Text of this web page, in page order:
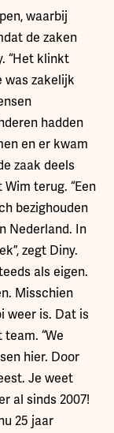
waarbij
de zaken
“Het klinkt
was zakelijk
hadden
en er kwam
zaak deels
terug. “Een
bezighouden
Nederland. In
zegt Diny.
als eigen.
Misschien
weer is. Dat is
“We
hier. Door
Je weet
al sinds 2007!
25 jaar